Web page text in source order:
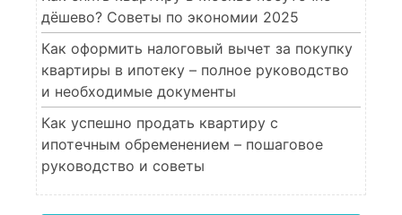
дёшево? Советы по экономии 2025
Как оформить налоговый вычет за покупку
квартиры в ипотеку – полное руководство
и необходимые документы
Как успешно продать квартиру с
ипотечным обременением – пошаговое
руководство и советы